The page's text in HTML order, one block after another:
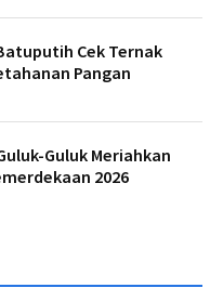
Cek Ternak
Pangan
Guluk Meriahkan
2026